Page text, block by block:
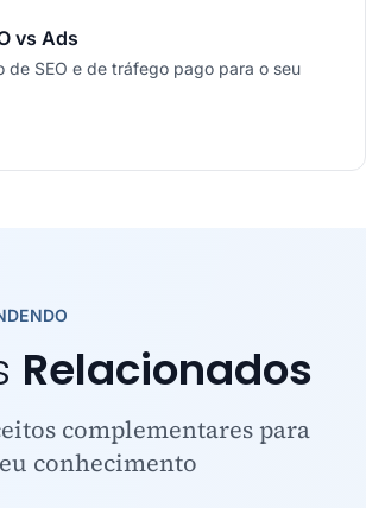
vs Ads
de SEO e de tráfego pago para o seu
Relacionados
complementares para
conhecimento